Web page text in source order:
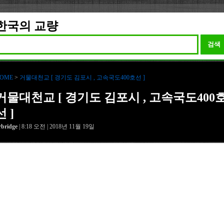
국의 교량
검색
> 거물대천교 [ 경기도 김포시 , 고속국도400호선 ]
물대천교 [ 경기도 김포시 , 고속국도400
]
| 8:18 오전 | 2018년 11월 19일